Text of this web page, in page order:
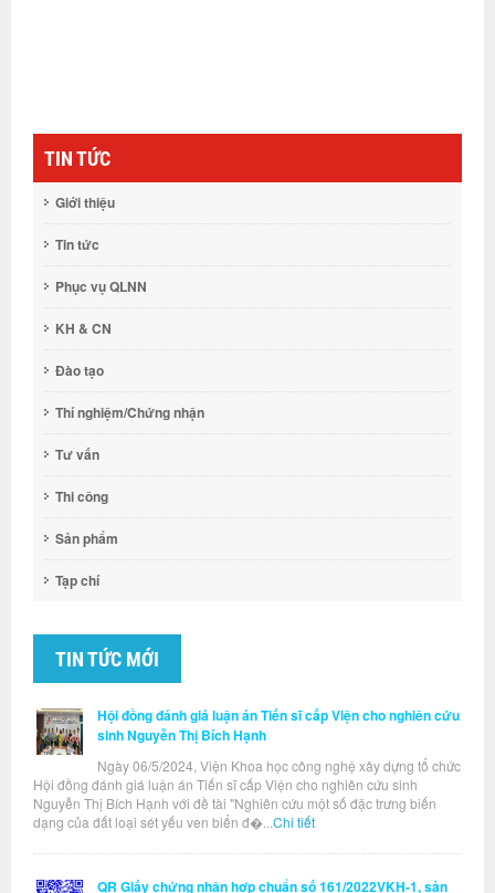
TIN TỨC
Giới thiệu
Tin tức
Phục vụ QLNN
KH & CN
Đào tạo
Thí nghiệm/Chứng nhận
Tư vấn
Thi công
Sản phẩm
Tạp chí
TIN TỨC MỚI
Hội đồng đánh giá luận án Tiến sĩ cấp Viện cho nghiên cứu
sinh Nguyễn Thị Bích Hạnh
Ngày 06/5/2024, Viện Khoa học công nghệ xây dựng tổ chức
Hội đồng đánh giá luận án Tiến sĩ cấp Viện cho nghiên cứu sinh
Nguyễn Thị Bích Hạnh với đề tài "Nghiên cứu một số đặc trưng biến
dạng của đất loại sét yếu ven biển đ�... Chi tiết
QR Giấy chứng nhận hợp chuẩn số 161/2022VKH-1, sản